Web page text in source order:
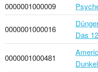
0000001000009
0000001000016
Das
0000001000481